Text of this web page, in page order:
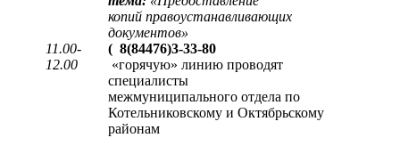
11.00-
12.00
копий правоустанавливающих
документов»
( 8(84476)3-33-80
«горячую» линию проводят
специалисты
межмуниципального отдела по
Котельниковскому и Октябрьскому
районам